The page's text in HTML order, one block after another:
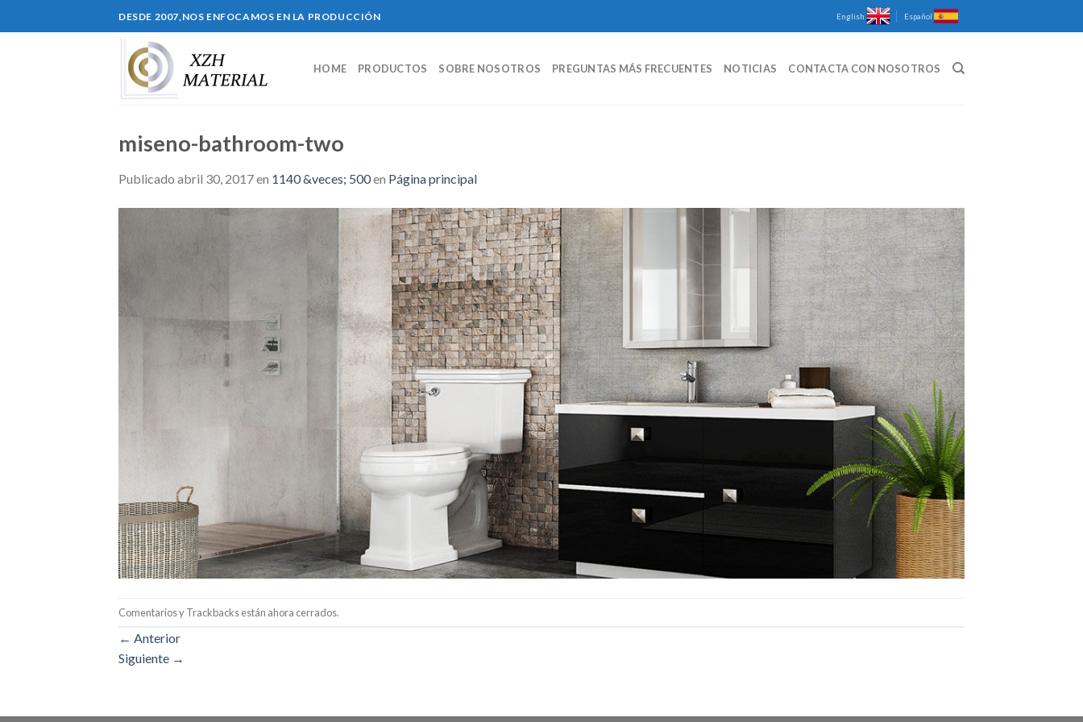
to
DESDE 2007,NOS ENFOCAMOS EN LA PRODUCCIÓN English Español
HOME PRODUCTOS SOBRE NOSOTROS PREGUNTAS MÁS FRECUENTES NOTICIAS CONTACTA CON NOSOTROS
miseno-bathroom-two
Publicado abril 30, 2017en 1140 &veces; 500en Página principal
Comentarios y Trackbacks están ahora cerrados.
← Anterior
Siguiente →